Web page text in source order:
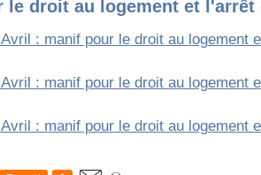
le droit au logement et l'arrêt